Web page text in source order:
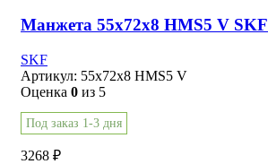
Манжета 55x72x8 HMS5 V SKF
SKF
Артикул: 55x72x8 HMS5 V
Оценка 0 из 5
Под заказ 1-3 дня
3268 ₽